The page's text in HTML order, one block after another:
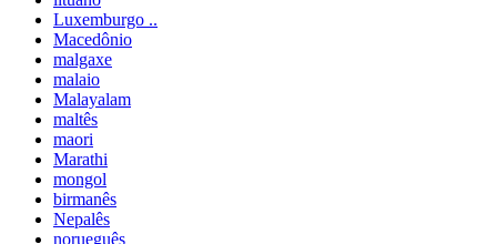
Luxemburgo ..
Macedônio
malgaxe
malaio
Malayalam
maltês
maori
Marathi
mongol
birmanês
Nepalês
norueguês